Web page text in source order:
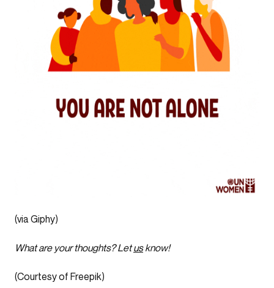
(via Giphy)
What are your thoughts? Letusknow!
(Courtesy of Freepik)